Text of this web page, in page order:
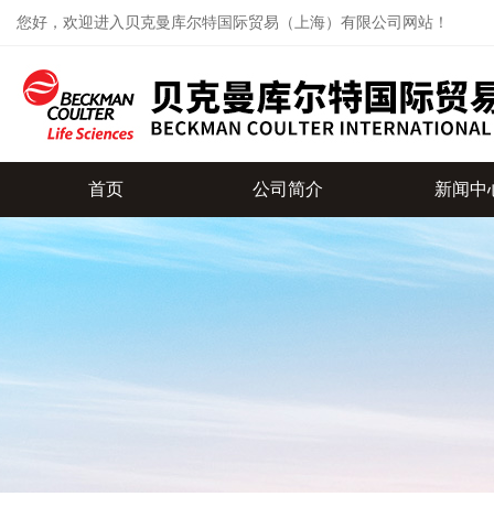
您好，欢迎进入贝克曼库尔特国际贸易（上海）有限公司网站！
首页 公司简介 新闻中